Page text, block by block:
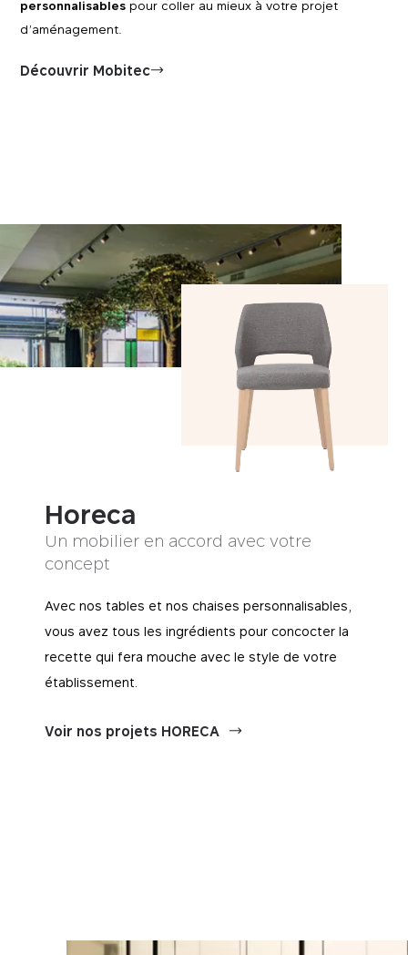
personnalisables pour coller au mieux à votre projet
d’aménagement.
Découvrir Mobitec
Horeca
Un mobilier en accord avec votre
concept
Avec nos tables et nos chaises personnalisables,
vous avez tous les ingrédients pour concocter la
recette qui fera mouche avec le style de votre
établissement.
Voir nos projets HORECA